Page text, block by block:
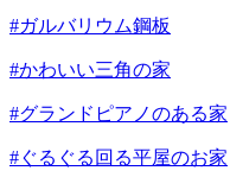
#ガルバリウム鋼板
#かわいい三角の家
#グランドピアノのある家
#ぐるぐる回る平屋のお家